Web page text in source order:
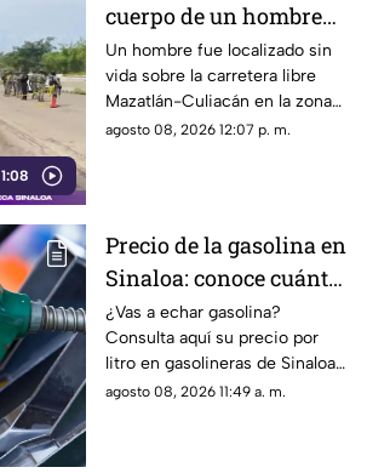
1:08
cuerpo de un hombre
sin vida sobre la
carretera libre en El
Venadillo, Mazatlán
Un hombre fue localizado sin
vida sobre la carretera libre
Mazatlán-Culiacán en la zona
de El Venadillo al norte del
agosto 08, 2026 12:07 p. m.
Precio de la gasolina en
Sinaloa: conoce cuánto
cuesta el combustible
hoy sábado 8 de agosto
¿Vas a echar gasolina?
Consulta aquí su precio por
litro en gasolineras de Sinaloa
y en el país, hoy 8 de agosto
agosto 08, 2026 11:49 a. m.